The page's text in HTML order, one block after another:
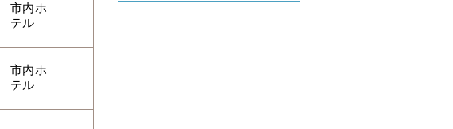
市内ホ
テル
市内ホ
テル